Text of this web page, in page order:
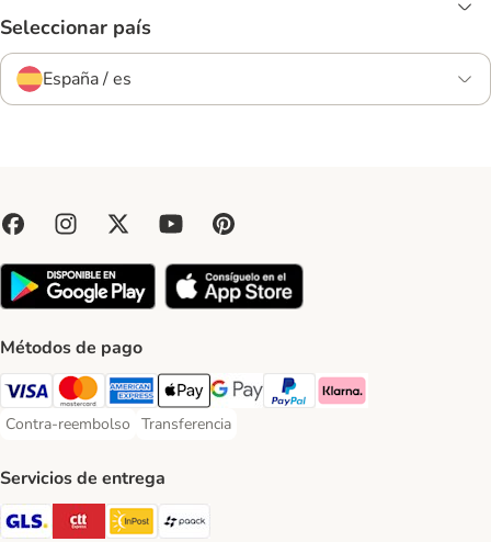
Seleccionar país
España / es
Métodos de pago
Visa Payment Method
Mastercard Payment Method
American Express Payment Method
Apple Pay Payment Method
Google Pay Payment Method
PayPal Payment Method
Klarna Payment Method
Contra-reembolso
Contra-reembolso Payment Method
Transferencia
Transferencia Payment Method
Servicios de entrega
GLS Shipping Method
CTTExpress Shipping Method
InPost Shipping Method
paack Shipping Method